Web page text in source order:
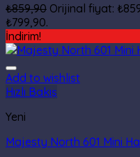
₺859,90 Orijinal fiyat:
₺799,90.
İndirim!
Add to wishlist
Hızlı Bakış
Yeni
Majesty North 601 Mini